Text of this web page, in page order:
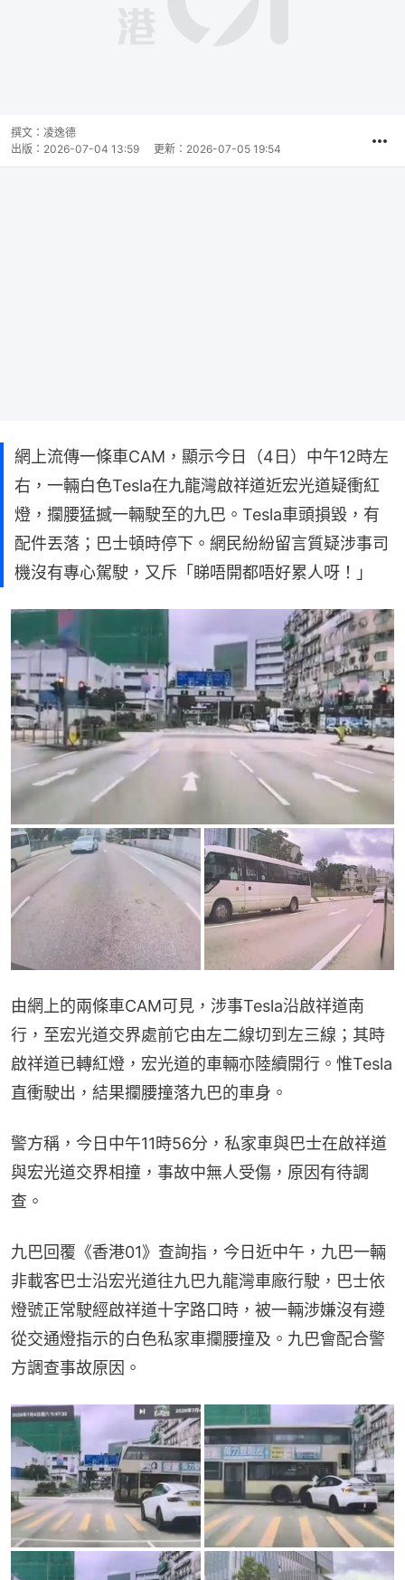
撰文： 凌逸德
出版： 2026-07-04 13:59 更新： 2026-07-05 19:54
網上流傳一條車CAM，顯示今日（4日）中午12時左
右，一輛白色Tesla在九龍灣啟祥道近宏光道疑衝紅
燈，攔腰猛撼一輛駛至的九巴。Tesla車頭損毀，有
配件丟落；巴士頓時停下。網民紛紛留言質疑涉事司
機沒有專心駕駛，又斥「睇唔開都唔好累人呀！」
由網上的兩條車CAM可見，涉事Tesla沿啟祥道南
行，至宏光道交界處前它由左二線切到左三線；其時
啟祥道已轉紅燈，宏光道的車輛亦陸續開行。惟Tesla
直衝駛出，結果攔腰撞落九巴的車身。
警方稱，今日中午11時56分，私家車與巴士在啟祥道
與宏光道交界相撞，事故中無人受傷，原因有待調
查。
九巴回覆《香港01》查詢指，今日近中午，九巴一輛
非載客巴士沿宏光道往九巴九龍灣車廠行駛，巴士依
燈號正常駛經啟祥道十字路口時，被一輛涉嫌沒有遵
從交通燈指示的白色私家車攔腰撞及。九巴會配合警
方調查事故原因。